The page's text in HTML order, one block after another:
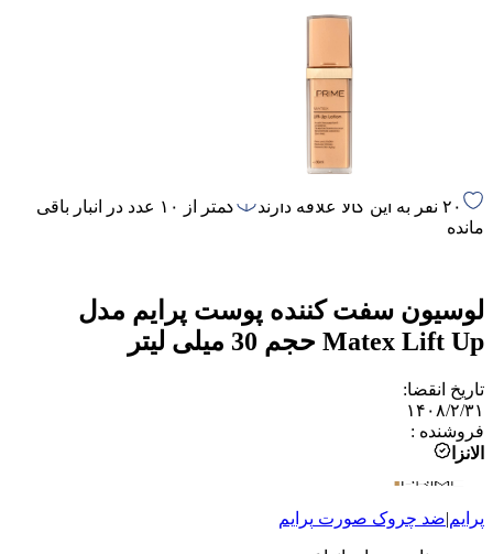
۲۰ نفر به این کالا علاقه دارند
کمتر از ۱۰ عدد در انبار باقی
مانده
لوسیون سفت کننده پوست پرایم مدل
Matex Lift Up حجم 30 میلی لیتر
تاریخ انقضا:
۱۴۰۸/۲/۳۱
فروشنده :
الانزا
پرایم|ضد چروک صورت پرایم